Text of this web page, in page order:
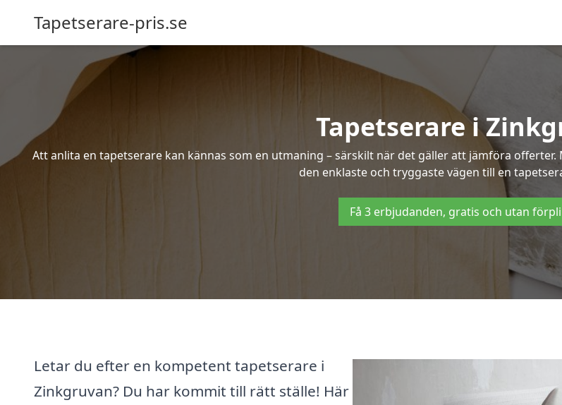
Tapetserare-pris.se
Tapetserare i
Att anlita en tapetserare kan kännas som en utmaning – särskilt när det gäller att jämföra
den enklaste och tryggaste vägen till en
Få 3 erbjudanden, gratis och utan
Letar du efter en kompetent tapetserare i
Zinkgruvan? Du har kommit till rätt ställe! Här